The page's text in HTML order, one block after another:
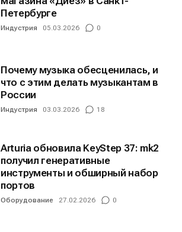
Петербурге
Индустрия 05.03.2026 0
Почему музыка обесценилась, и
что с этим делать музыкантам в
России
Индустрия 03.03.2026 18
Arturia обновила KeyStep 37: mk2
получил генеративные
инструменты и обширный набор
портов
Оборудование 27.02.2026 0